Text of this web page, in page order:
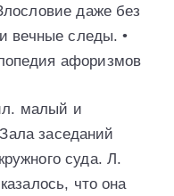
даже без
вечные следы. •
афоризмов
малый и
заседаний
суда. Л.
что она